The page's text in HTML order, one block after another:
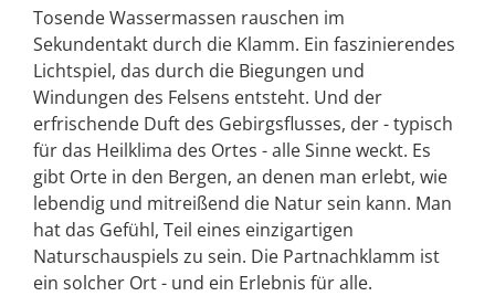
Tosende Wassermassen rauschen im
Sekundentakt durch die Klamm. Ein faszinierendes
Lichtspiel, das durch die Biegungen und
Windungen des Felsens entsteht. Und der
erfrischende Duft des Gebirgsflusses, der - typisch
für das Heilklima des Ortes - alle Sinne weckt. Es
gibt Orte in den Bergen, an denen man erlebt, wie
lebendig und mitreißend die Natur sein kann. Man
hat das Gefühl, Teil eines einzigartigen
Naturschauspiels zu sein. Die Partnachklamm ist
ein solcher Ort - und ein Erlebnis für alle.